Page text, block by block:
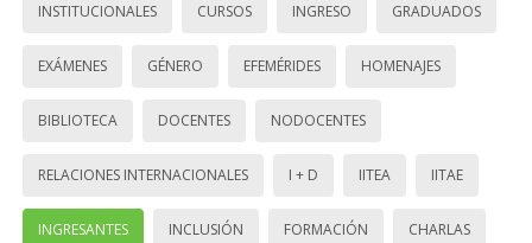
INSTITUCIONALES CURSOS INGRESO GRADUADOS
EXÁMENES GÉNERO EFEMÉRIDES HOMENAJES
BIBLIOTECA DOCENTES NODOCENTES
RELACIONES INTERNACIONALES I + D IITEA IITAE
INGRESANTES INCLUSIÓN FORMACIÓN CHARLAS